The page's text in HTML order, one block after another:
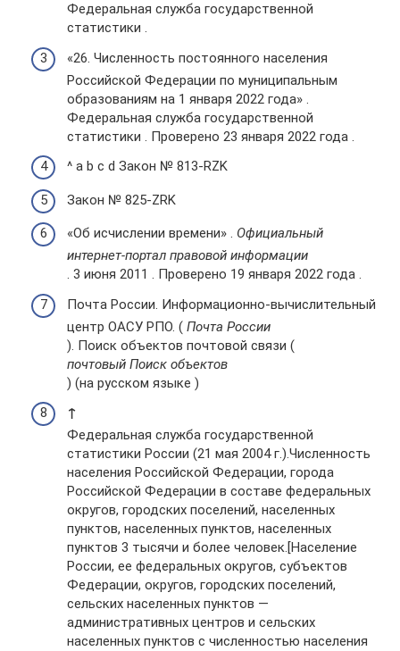
Федеральная служба государственной
статистики .
«26. Численность постоянного населения
Российской Федерации по муниципальным
образованиям на 1 января 2022 года» .
Федеральная служба государственной
статистики . Проверено 23 января 2022 года .
^ a b c d Закон № 813-RZK
Закон № 825-ZRK
«Об исчислении времени» . Официальный
интернет-портал правовой информации
. 3 июня 2011 . Проверено 19 января 2022 года .
Почта России. Информационно-вычислительный
центр ОАСУ РПО. ( Почта России
). Поиск объектов почтовой связи (
почтовый Поиск объектов
) (на русском языке )
↑
Федеральная служба государственной
статистики России (21 мая 2004 г.).Численность
населения Российской Федерации, города
Российской Федерации в составе федеральных
округов, городских поселений, населенных
пунктов, населенных пунктов, населенных
пунктов 3 тысячи и более человек.[Население
России, ее федеральных округов, субъектов
Федерации, округов, городских поселений,
сельских населенных пунктов —
административных центров и сельских
населенных пунктов с численностью населения